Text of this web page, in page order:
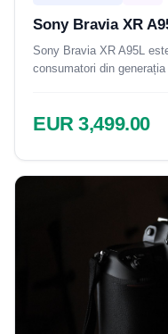
Sony Bravia XR
Sony Bravia XR A95L
consumatori din generația
EUR 3,499.00